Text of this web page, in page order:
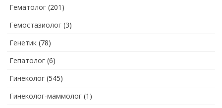
Гематолог (201)
Гемостазиолог (3)
Генетик (78)
Гепатолог (6)
Гинеколог (545)
Гинеколог-маммолог (1)